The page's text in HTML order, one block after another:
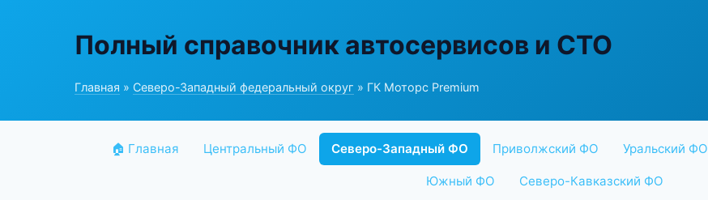
Полный справочник автосервисов и СТО
Главная » Северо-Западный федеральный округ » ГК Моторс Premium
🏠 Главная Центральный ФО Северо-Западный ФО Приволжский ФО Уральский ФО
Южный ФО Северо-Кавказский ФО